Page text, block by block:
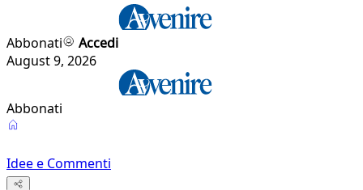
Abbonati
Accedi
August 9, 2026
Abbonati
Idee e Commenti